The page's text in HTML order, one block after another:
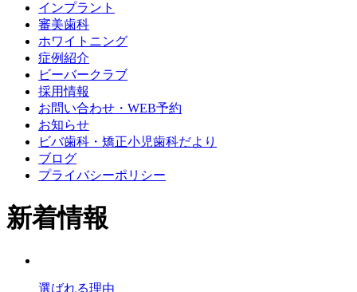
インプラント
審美歯科
ホワイトニング
症例紹介
ビーバークラブ
採用情報
お問い合わせ・WEB予約
お知らせ
ビバ歯科・矯正小児歯科だより
ブログ
プライバシーポリシー
新着情報
選ばれる理由